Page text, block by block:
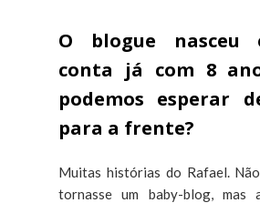
O blogue nasceu
conta já com 8
podemos esperar
para a frente?
Muitas histórias do Rafael.
tornasse um baby-blog, mas